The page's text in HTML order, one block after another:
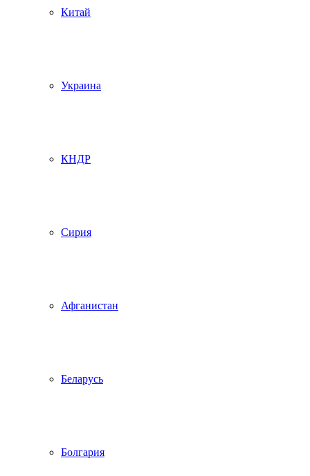
Китай
Украина
КНДР
Сирия
Афганистан
Беларусь
Болгария